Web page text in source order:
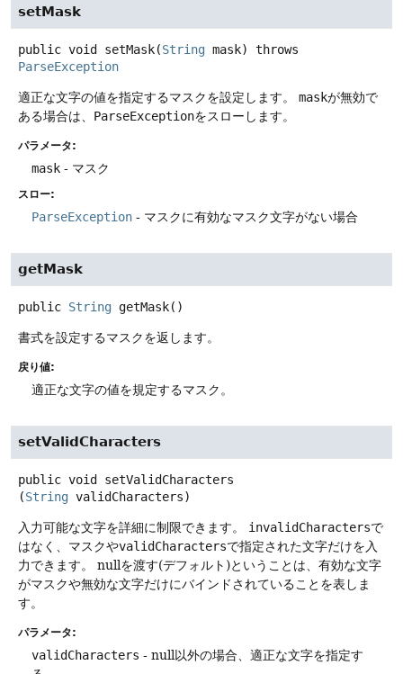
setMask
public void setMask(String mask)
throws
ParseException
適正な文字の値を指定するマスクを設定します。 maskが無効で
ある場合は、 ParseExceptionをスローします。
パラメータ:
mask - マスク
スロー:
ParseException - マスクに有効なマスク文字がない場合
getMask
public String getMask()
書式を設定するマスクを返します。
戻り値:
適正な文字の値を規定するマスク。
setValidCharacters
public void
setValidCharacters
(String validCharacters)
入力可能な文字を詳細に制限できます。 invalidCharactersで
はなく、マスクやvalidCharactersで指定された文字だけを入
力できます。
nullを渡す(デフォルト)ということは、有効な文字
がマスクや無効な文字だけにバインドされていることを表しま
す。
パラメータ:
validCharacters - null以外の場合、適正な文字を指定す